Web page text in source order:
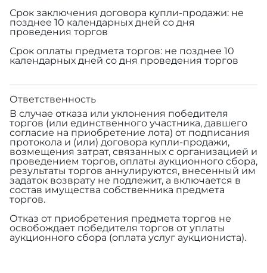
Срок заключения договора купли-продажи: не
позднее 10 календарных дней со дня
проведения торгов
Срок оплаты предмета торгов: не позднее 10
календарных дней со дня проведения торгов
Ответственность
В случае отказа или уклонения победителя
торгов (или единственного участника, давшего
согласие на приобретение лота) от подписания
протокола и (или) договора купли-продажи,
возмещения затрат, связанных с организацией и
проведением торгов, оплаты аукционного сбора,
результаты торгов аннулируются, внесенный им
задаток возврату не подлежит, а включается в
состав имущества собственника предмета
торгов.
Отказ от приобретения предмета торгов не
освобождает победителя торгов от уплаты
аукционного сбора (оплата услуг аукциониста).